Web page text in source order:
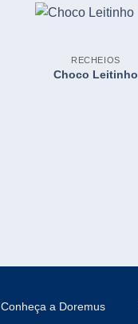
RECHEIOS
Choco Leitinho
Conheça a Doremus